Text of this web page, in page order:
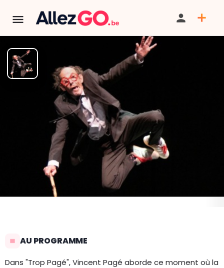
"Trop Pagé"
20 euros
PARTAGER SAUVEGARDER
AU PROGRAMME
Dans "Trop Pagé", Vincent Pagé aborde ce moment où la